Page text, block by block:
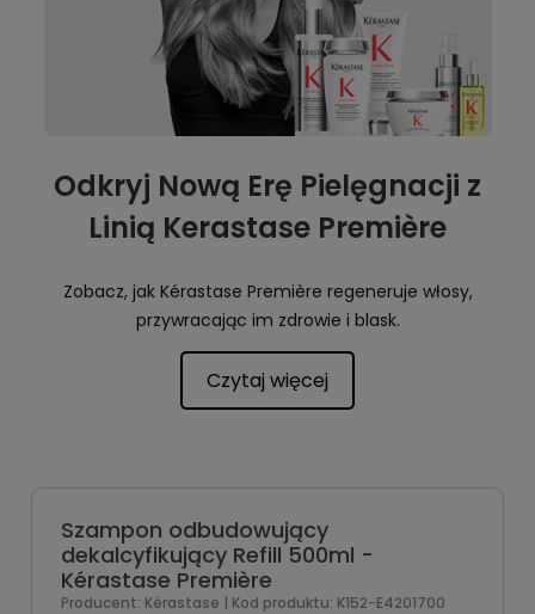
Odkryj Nową Erę Pielęgnacji z
Linią Kerastase Première
Zobacz, jak Kérastase Première regeneruje włosy,
przywracając im zdrowie i blask.
Czytaj więcej
Szampon odbudowujący
dekalcyfikujący Refill 500ml -
Kérastase Première
Producent: Kérastase | Kod produktu: K152-E4201700